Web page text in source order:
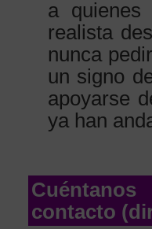
a quienes
realista
nunca
un signo
apoyarse
ya han
contacto